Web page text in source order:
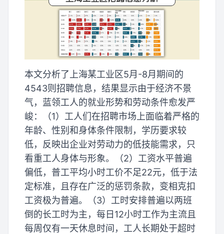
本文分析了上海某工业区5月-8月期间的
4543则招聘信息，结果显示由于经济不景
气，蓝领工人的就业形势和劳动条件愈发严
峻：（1）工人们在招聘市场上面临着严格的
年龄、性别和身体条件限制，学历要求较
低，反映出企业对劳动力的低技能需求，只
看重工人身体与形象。（2）工资水平普遍
偏低，普工平均小时工价不足22元，低于法
定标准，且存在广泛的惩罚条款，变相克扣
工资极为普遍。（3）工时安排普遍以两班
倒的长工时为主，每日12小时工作为主流且
每周仅有一天休息时间，工人长期处于超时